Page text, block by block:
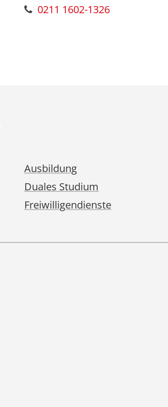
0211 1602-1326
Ausbildung
Duales Studium
Freiwilligendienste